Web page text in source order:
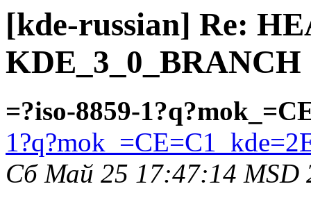
[kde-russian] Re:
KDE_3_0_BRANCH
=?iso-8859-
Сб Май 25 17:47:14 MSD